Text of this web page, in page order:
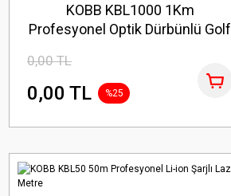
KOBB KBL1000 1Km
Profesyonel Optik Dürbünlü Golf
0,00 TL
0,00 TL %25